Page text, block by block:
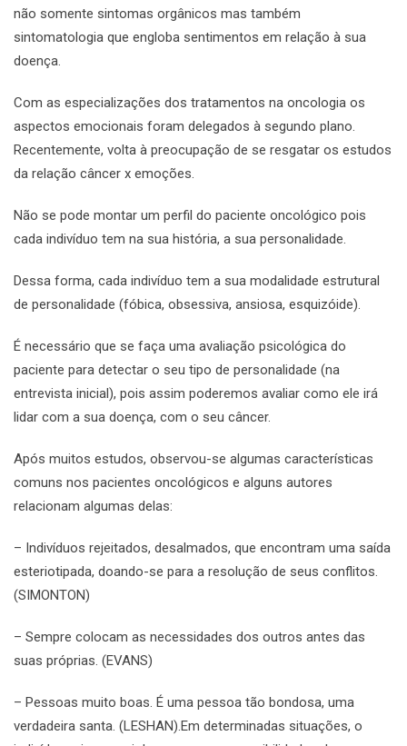
não somente sintomas orgânicos mas também
sintomatologia que engloba sentimentos em relação à sua
doença.
Com as especializações dos tratamentos na oncologia os
aspectos emocionais foram delegados à segundo plano.
Recentemente, volta à preocupação de se resgatar os estudos
da relação câncer x emoções.
Não se pode montar um perfil do paciente oncológico pois
cada indivíduo tem na sua história, a sua personalidade.
Dessa forma, cada indivíduo tem a sua modalidade estrutural
de personalidade (fóbica, obsessiva, ansiosa, esquizóide).
É necessário que se faça uma avaliação psicológica do
paciente para detectar o seu tipo de personalidade (na
entrevista inicial), pois assim poderemos avaliar como ele irá
lidar com a sua doença, com o seu câncer.
Após muitos estudos, observou-se algumas características
comuns nos pacientes oncológicos e alguns autores
relacionam algumas delas:
– Indivíduos rejeitados, desalmados, que encontram uma saída
esteriotipada, doando-se para a resolução de seus conflitos.
(SIMONTON)
– Sempre colocam as necessidades dos outros antes das
suas próprias. (EVANS)
– Pessoas muito boas. É uma pessoa tão bondosa, uma
verdadeira santa. (LESHAN).Em determinadas situações, o